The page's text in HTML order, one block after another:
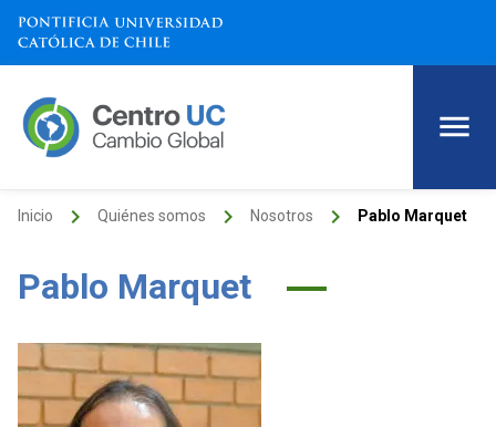
Inicio keyboard_arrow_right Quiénes somos keyboard_arrow_right Nosotros keyboard_arrow_right Pablo Marquet
Pablo Marquet